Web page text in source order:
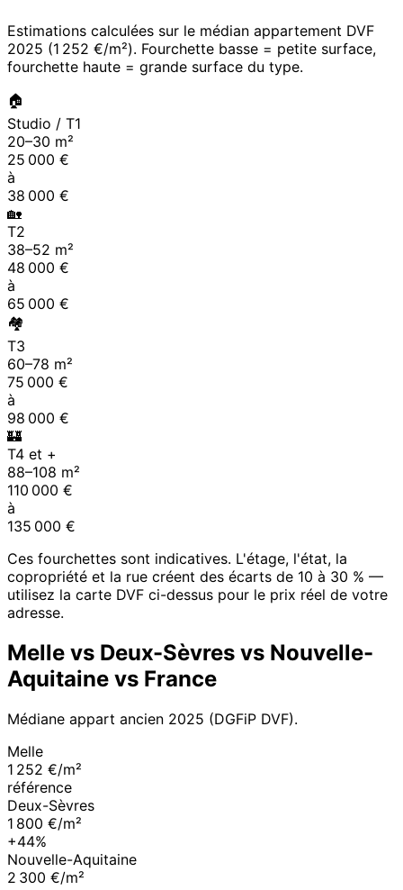
Estimations calculées sur le médian appartement DVF
2025 (1 252 €/m²). Fourchette basse = petite surface,
fourchette haute = grande surface du type.
🏠
Studio / T1
20–30 m²
25 000 €
à
38 000 €
🏡
T2
38–52 m²
48 000 €
à
65 000 €
🏘
T3
60–78 m²
75 000 €
à
98 000 €
🏰
T4 et +
88–108 m²
110 000 €
à
135 000 €
Ces fourchettes sont indicatives. L'étage, l'état, la
copropriété et la rue créent des écarts de 10 à 30 % —
utilisez la carte DVF ci-dessus pour le prix réel de votre
adresse.
Melle vs Deux-Sèvres vs Nouvelle-
Aquitaine vs France
Médiane appart ancien 2025 (DGFiP DVF).
Melle
1 252 €/m²
référence
Deux-Sèvres
1 800 €/m²
+44%
Nouvelle-Aquitaine
2 300 €/m²